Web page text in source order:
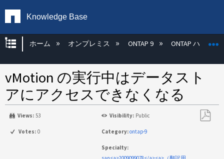
Knowledge Base
グローバル階層を展開/折りたたむ
ホーム オンプレミス ONTAP 9 ONTAP ハード
vMotion の実行中はデータスト
アにアクセスできなくなる
Views: 53 Visibility: Public
Votes: 0 Category:ontap-9
Specialty: